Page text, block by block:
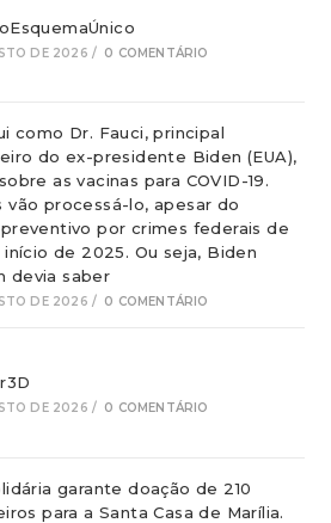
DE 2026 / 0 COMENTÁRIO
como Dr. Fauci, principal
do ex-presidente Biden (EUA),
as vacinas para COVID-19.
vão processá-lo, apesar do
por crimes federais de
início de 2025. Ou seja, Biden
devia saber
DE 2026 / 0 COMENTÁRIO
DE 2026 / 0 COMENTÁRIO
garante doação de 210
para a Santa Casa de Marília.